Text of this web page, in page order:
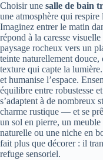
Choisir une salle de bain
une atmosphère qui
Imaginez entrer le matin
répond à la caresse
paysage rocheux vers un
teinte naturellement
texture qui capte la
et humanise l’espace.
équilibre entre robustesse
s’adaptent à de nombreux
charme rustique — et se
un sol en pierre, un
naturelle ou une niche en
fait plus que décorer : il
refuge sensoriel.